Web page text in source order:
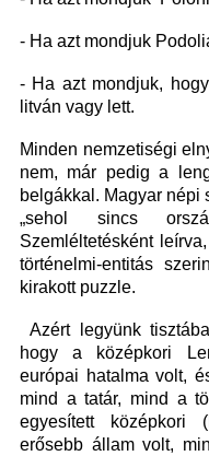
- Ha azt mondjuk
- Ha azt mondjuk,
litván vagy lett.
Minden nemzetiségi
nem, már pedig a
belgákkal. Magyar népi
„sehol sincs
Szemléltetésként
történelmi-entitás
kirakott puzzle.
Azért legyünk
hogy a középkori
európai hatalma volt,
mind a tatár, mind a
egyesített középkori
erősebb állam volt,